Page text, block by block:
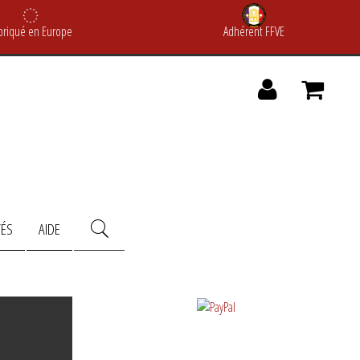
en Europe Adhérent FFVE
AIDE